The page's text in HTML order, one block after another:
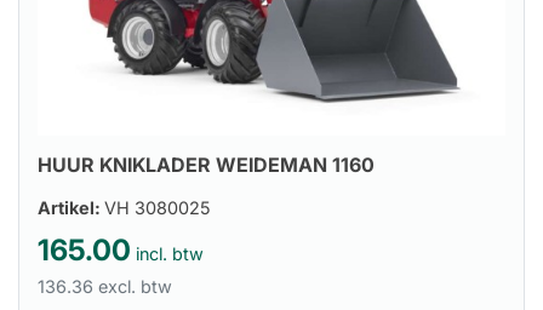
HUUR KNIKLADER WEIDEMAN 1160
Artikel: VH 3080025
165.00 incl. btw
136.36 excl. btw